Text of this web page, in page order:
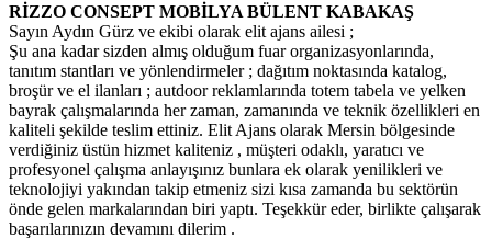
RİZZO CONSEPT MOBİLYA BÜLENT KABAKAŞ
Sayın Aydın Gürz ve ekibi olarak elit ajans ailesi ;
Şu ana kadar sizden almış olduğum fuar organizasyonlarında,
tanıtım stantları ve yönlendirmeler ; dağıtım noktasında katalog,
broşür ve el ilanları ; autdoor reklamlarında totem tabela ve yelken
bayrak çalışmalarında her zaman, zamanında ve teknik özellikleri en
kaliteli şekilde teslim ettiniz. Elit Ajans olarak Mersin bölgesinde
verdiğiniz üstün hizmet kaliteniz , müşteri odaklı, yaratıcı ve
profesyonel çalışma anlayışınız bunlara ek olarak yenilikleri ve
teknolojiyi yakından takip etmeniz sizi kısa zamanda bu sektörün
önde gelen markalarından biri yaptı. Teşekkür eder, birlikte çalışarak
başarılarınızın devamını dilerim .